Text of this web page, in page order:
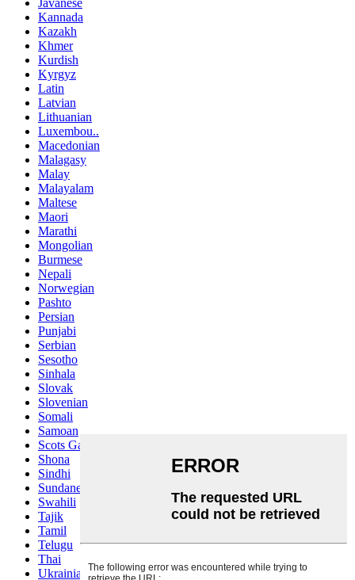
Javanese
Kannada
Kazakh
Khmer
Kurdish
Kyrgyz
Latin
Latvian
Lithuanian
Luxembou..
Macedonian
Malagasy
Malay
Malayalam
Maltese
Maori
Marathi
Mongolian
Burmese
Nepali
Norwegian
Pashto
Persian
Punjabi
Serbian
Sesotho
Sinhala
Slovak
Slovenian
Somali
Samoan
Scots Gaelic
Shona
Sindhi
Sundanese
Swahili
Tajik
Tamil
Telugu
Thai
Ukrainian